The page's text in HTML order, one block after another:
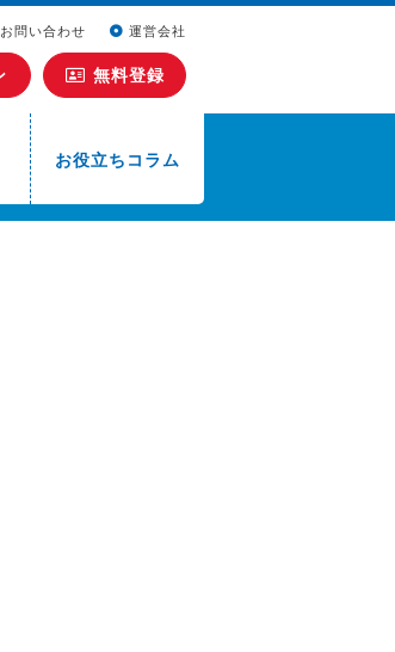
お問い合わせ 運営会社
無料登録
お役立ちコラム